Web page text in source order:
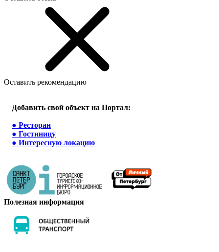
Оставить рекомендацию
Добавить свой объект на Портал:
● Ресторан
● Гостиницу
● Интересную локацию
Полезная информация